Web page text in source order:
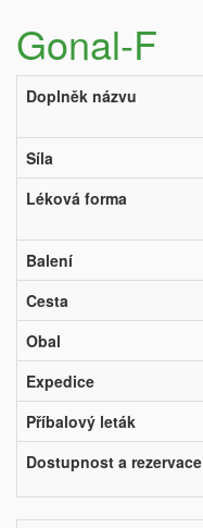
Gonal-F
Doplněk názvu
Síla
Léková forma
Balení
Cesta
Obal
Expedice
Příbalový leták
Dostupnost a rezervace